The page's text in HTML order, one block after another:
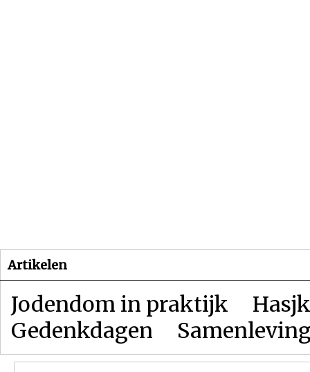
Artikelen
Jodendom in praktijk
Gedenkdagen